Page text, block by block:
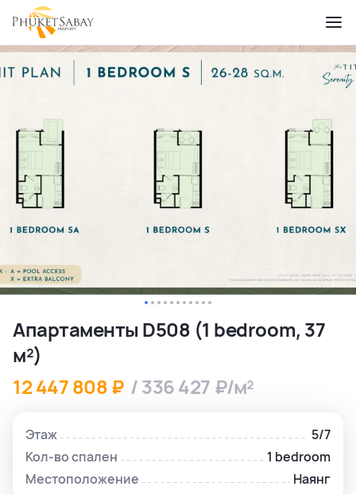
Апартаменты D508 (1 bedroom, 37
м²)
12 447 808 ₽ / 336 427 ₽/м²
Этаж
5/7
Кол-во спален
1 bedroom
Местоположение
Наянг